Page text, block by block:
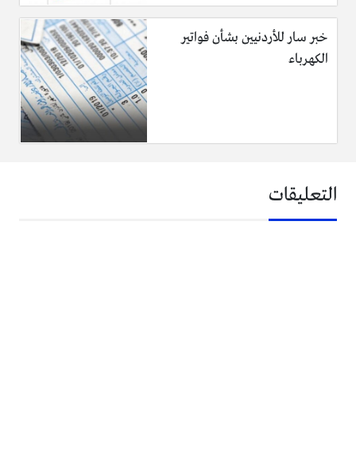
خبر سار للأردنيين بشأن فواتير
الكهرباء
التعليقات